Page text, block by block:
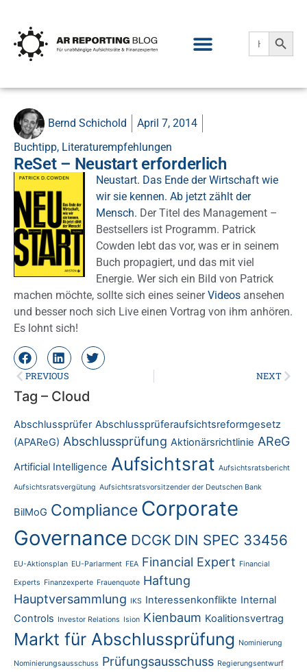
Search
for:
Bernd Schichold
April 7, 2014
Buchtipp, Literaturempfehlungen
ReSet – Neustart erforderlich
Neustart. Das Ende der Wirtschaft wie
wir sie kennen. Ab jetzt zählt der
Mensch. Der Titel des Management –
Bestsellers ist Programm. Patrick
Cowden lebt das vor, was er in seinem
Buch propagiert, und das mit viel
Energie. Wer sich ein Bild von Patrick
machen möchte, sollte sich eines seinerVideos ansehen
und besser noch sich Live einen Vortrag von ihm anhören.
Es lohnt sich!
PREVIOUS NEXT
Tag – Cloud
Abschlussprüfer Abschlussprüferaufsichtsreformgesetz
(APAReG) Abschlussprüfung Aktionärsrichtlinie AReG
Artificial Intelligence Aufsichtsrat Aufsichtsratsbericht
Aufsichtsratsvergütung Aufsichtsratsvorsitzender der Deutschen Bank
BilMoG Compliance Corporate
Governance DCGK DIN SPEC 33456
EU-Aktionsplan EU-Parlarment FEA Financial Expert Financial
Experts Finanzexperte Frauenquote Haftung
Hauptversammlung IKS Interessenkonflikte Internal
Controls Investor Relations Ision Kienbaum Koalitionsvertrag
Markt für Abschlussprüfung Nominierung
Nominierungsausschuss Prüfungsausschuss Regierungsentwurf